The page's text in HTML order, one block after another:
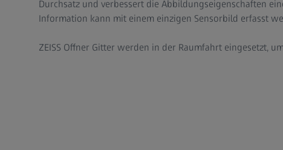
Durchsatz und verbessert die Abbildungseigenschaften
Information kann mit einem einzigen Sensorbild erfasst
ZEISS Offner Gitter werden in der Raumfahrt eingesetzt,